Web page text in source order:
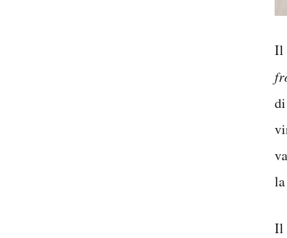
Il
Il